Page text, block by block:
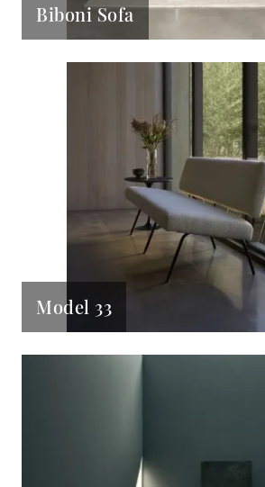
Biboni Sofa
Model 33